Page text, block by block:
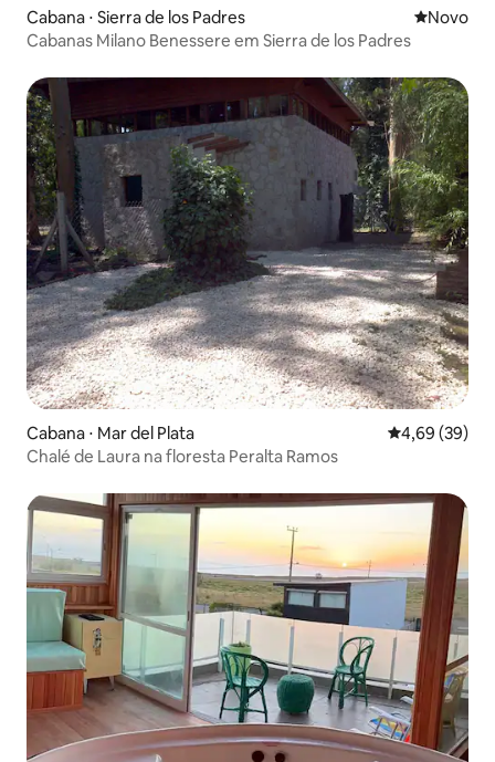
Cabana ⋅ Sierra de los Padres Novo
Novo
Cabanas Milano Benessere em Sierra de los Padres
Cabana ⋅ Mar del Plata 4,69 de uma
4,69 (39)
Chalé de Laura na floresta Peralta Ramos